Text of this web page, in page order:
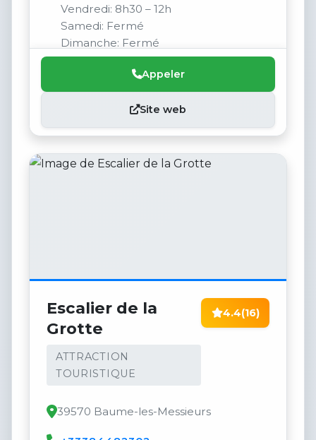
Vendredi: 8h30 – 12h
Samedi: Fermé
Dimanche: Fermé
Appeler
Site web
Escalier de la
Grotte
ATTRACTION
TOURISTIQUE
4.4(16)
39570 Baume-les-Messieurs